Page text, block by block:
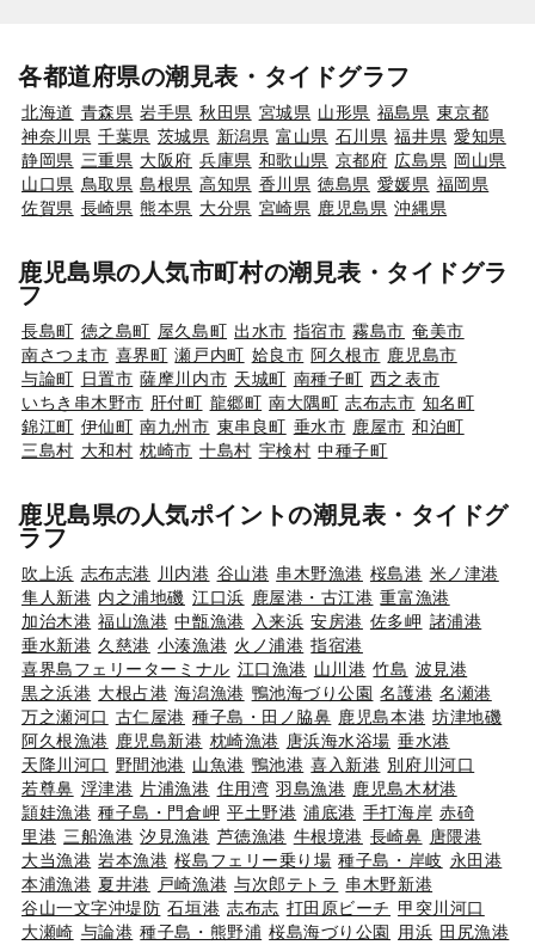
各都道府県の潮見表・タイドグラフ
北海道 青森県 岩手県 秋田県 宮城県 山形県 福島県 東京都
神奈川県 千葉県 茨城県 新潟県 富山県 石川県 福井県 愛知県
静岡県 三重県 大阪府 兵庫県 和歌山県 京都府 広島県 岡山県
山口県 鳥取県 島根県 高知県 香川県 徳島県 愛媛県 福岡県
佐賀県 長崎県 熊本県 大分県 宮崎県 鹿児島県 沖縄県
鹿児島県の人気市町村の潮見表・タイドグラ
フ
長島町 徳之島町 屋久島町 出水市 指宿市 霧島市 奄美市
南さつま市 喜界町 瀬戸内町 姶良市 阿久根市 鹿児島市
与論町 日置市 薩摩川内市 天城町 南種子町 西之表市
いちき串木野市 肝付町 龍郷町 南大隅町 志布志市 知名町
錦江町 伊仙町 南九州市 東串良町 垂水市 鹿屋市 和泊町
三島村 大和村 枕崎市 十島村 宇検村 中種子町
鹿児島県の人気ポイントの潮見表・タイドグ
ラフ
吹上浜 志布志港 川内港 谷山港 串木野漁港 桜島港 米ノ津港
隼人新港 内之浦地磯 江口浜 鹿屋港・古江港 重富漁港
加治木港 福山漁港 中甑漁港 入来浜 安房港 佐多岬 諸浦港
垂水新港 久慈港 小湊漁港 火ノ浦港 指宿港
喜界島フェリーターミナル 江口漁港 山川港 竹島 波見港
黒之浜港 大根占港 海潟漁港 鴨池海づり公園 名護港 名瀬港
万之瀬河口 古仁屋港 種子島・田ノ脇鼻 鹿児島本港 坊津地磯
阿久根漁港 鹿児島新港 枕崎漁港 唐浜海水浴場 垂水港
天降川河口
野間池港 山魚港 鴨池港 喜入新港 別府川河口
若尊鼻 浮津港 片浦漁港 住用湾 羽島漁港 鹿児島木材港
頴娃漁港 種子島・門倉岬 平土野港 浦底港 手打海岸 赤碕
里港 三船漁港 汐見漁港 芦徳漁港 牛根境港 長崎鼻 唐隈港
大当漁港 岩本漁港 桜島フェリー乗り場 種子島・岸岐 永田港
本浦漁港 夏井港 戸崎漁港 与次郎テトラ 串木野新港
谷山一文字沖堤防 石垣港 志布志 打田原ビーチ 甲突川河口
大瀬崎 与論港 種子島・熊野浦 桜島海づり公園 用浜 田尻漁港